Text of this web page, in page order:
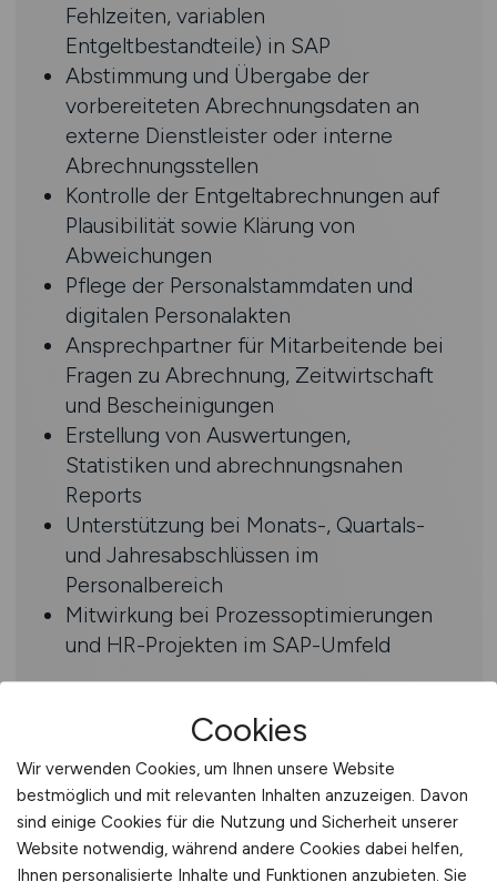
Fehlzeiten, variablen
Entgeltbestandteile) in SAP
Abstimmung und Übergabe der
vorbereiteten Abrechnungsdaten an
externe Dienstleister oder interne
Abrechnungsstellen
Kontrolle der Entgeltabrechnungen auf
Plausibilität sowie Klärung von
Abweichungen
Pflege der Personalstammdaten und
digitalen Personalakten
Ansprechpartner für Mitarbeitende bei
Fragen zu Abrechnung, Zeitwirtschaft
und Bescheinigungen
Erstellung von Auswertungen,
Statistiken und abrechnungsnahen
Reports
Unterstützung bei Monats-, Quartals-
und Jahresabschlüssen im
Personalbereich
Mitwirkung bei Prozessoptimierungen
und HR-Projekten im SAP-Umfeld
Abgeschlossene kaufmännische
Ausbildung, idealerweise mit
personalwirtschaftlicher Ausrichtung
Erste bis mehrjährige Erfahrung in der
Cookies
Wir verwenden Cookies, um Ihnen unsere Website
bestmöglich und mit relevanten Inhalten anzuzeigen. Davon
sind einige Cookies für die Nutzung und Sicherheit unserer
Website notwendig, während andere Cookies dabei helfen,
Ihnen personalisierte Inhalte und Funktionen anzubieten. Sie